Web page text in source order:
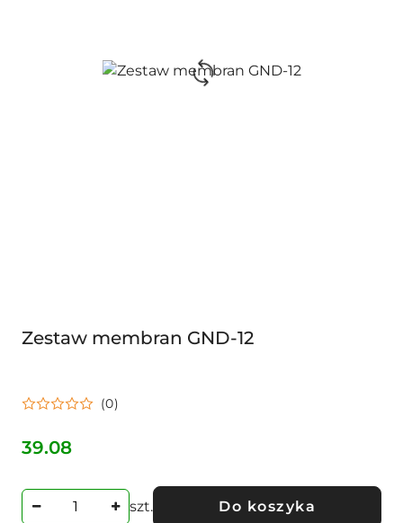
Zestaw membran GND-12
(0)
Cena:
39.08
szt. Do koszyka